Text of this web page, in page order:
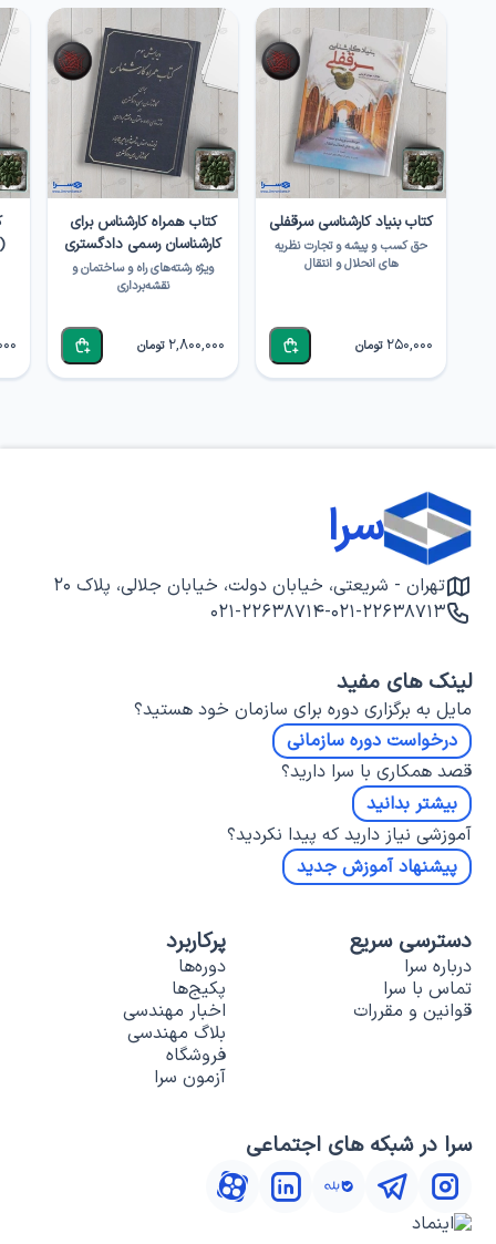
کتاب بنیاد کارشناسی سرقفلی
حق کسب و پیشه و تجارت نظریه
های انحلال و انتقال
250,000 تومان
کتاب همراه کارشناس برای
کارشناسان رسمی دادگستری
ویژه رشته‌های راه و ساختمان و
نقشه‌برداری
2,800,000 تومان
سرا
تهران - شریعتی، خیابان دولت، خیابان جلالی، پلاک ۲۰
۰۲۱-۲۲۶۳۸۷۱۳-۰۲۱-۲۲۶۳۸۷۱۴
لینک های مفید
مایل به برگزاری دوره برای سازمان خود هستید؟
درخواست دوره سازمانی
قصد همکاری با سرا دارید؟
بیشتر بدانید
آموزشی نیاز دارید که پیدا نکردید؟
پیشنهاد آموزش جدید
دسترسی سریع
درباره سرا
تماس با سرا
قوانین و مقررات
پرکاربرد
دوره‌ها
پکیج‌ها
اخبار مهندسی
بلاگ مهندسی
فروشگاه
آزمون سرا
سرا در شبکه های اجتماعی